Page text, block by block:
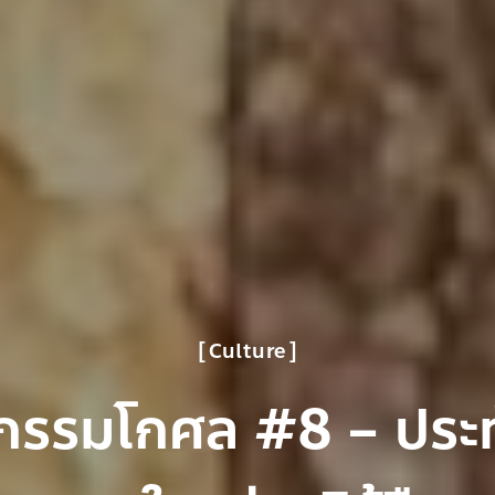
Culture
รมโกศล #8 – ปร